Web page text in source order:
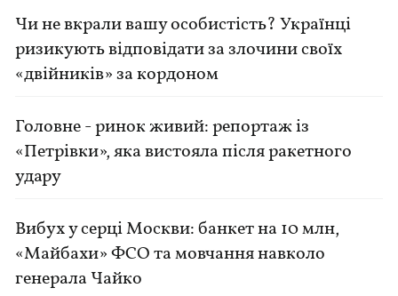
Чи не вкрали вашу особистість? Українці
ризикують відповідати за злочини своїх
«двійників» за кордоном
Головне - ринок живий: репортаж із
«Петрівки», яка вистояла після ракетного
удару
Вибух у серці Москви: банкет на 10 млн,
«Майбахи» ФСО та мовчання навколо
генерала Чайко